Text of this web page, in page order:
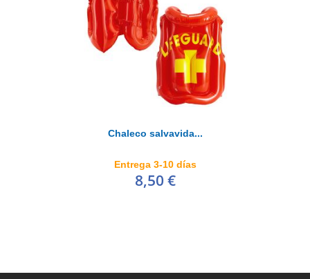
Chaleco salvavida...
Entrega 3-10 días
8,50 €